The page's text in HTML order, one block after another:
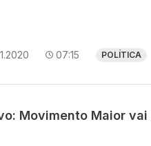
07:15 POLÍTICA
Movimento Maior